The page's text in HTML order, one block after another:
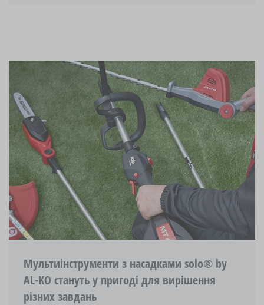
Мультиінструменти з насадками solo® by
AL-KO стануть у пригоді для вирішення
різних завдань